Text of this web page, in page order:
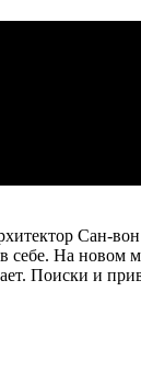
Сан-
себе. На
Поиски и